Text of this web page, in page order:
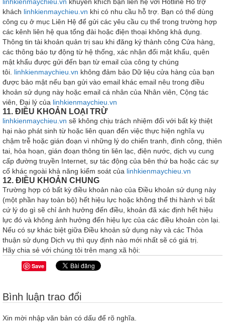
khách linhkienmaychieu.vn khi có nhu cầu hỗ trợ. Bạn có thể dùng
công cụ ở mục Liên Hệ để gửi các yêu cầu cụ thể trong trường hợp
các kênh liên hệ qua tổng đài hoặc điện thoại không khả dụng.
Thông tin tài khoản quản trị sau khi đăng ký thành công Cửa hàng,
các thông báo tự động từ hệ thống, xác nhận đổi mật khẩu, quên
mật khẩu được gửi đến bạn từ email của công ty chúng
tôi. linhkienmaychieu.vn không đảm bảo Dữ liệu cửa hàng của bạn
được bảo mật nếu bạn gửi vào email khác email nêu trong điều
khoản sử dụng này hoặc email cá nhân của Nhân viên, Cộng tác
viên, Đại lý của linhkienmaychieu.vn
11. ĐIỀU KHOẢN LOẠI TRỪ
linhkienmaychieu.vn sẽ không chịu trách nhiệm đối với bất kỳ thiệt
hại nào phát sinh từ hoặc liên quan đến việc thực hiện nghĩa vụ
chậm trễ hoặc gián đoạn vì những lý do chiến tranh, đình công, thiên
tai, hỏa hoạn, gián đoạn thông tin liên lạc, điện nước, dịch vụ cung
cấp đường truyền Internet, sự tác động của bên thứ ba hoặc các sự
cố khác ngoài khả năng kiểm soát của linhkienmaychieu.vn
12. ĐIỀU KHOẢN CHUNG
Trường hợp có bất kỳ điều khoản nào của Điều khoản sử dụng này
(một phần hay toàn bộ) hết hiệu lực hoặc không thể thi hành vì bất
cứ lý do gì sẽ chỉ ảnh hưởng đến điều, khoản đã xác định hết hiệu
lực đó và không ảnh hưởng đến hiệu lực của các điều khoản còn lại.
Nếu có sự khác biệt giữa Điều khoản sử dụng này và các Thỏa
thuận sử dụng Dịch vụ thì quy định nào mới nhất sẽ có giá trị.
Hãy chia sẻ với chúng tôi trên mạng xã hội:
Save
Bình luận trao đổi
Xin mời nhập văn bản có dấu để rõ nghĩa.